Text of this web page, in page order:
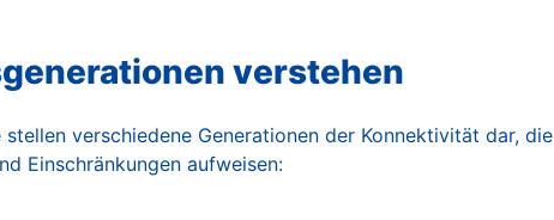
verstehen
verschiedene Generationen der Konnektivität dar, die
Einschränkungen aufweisen: